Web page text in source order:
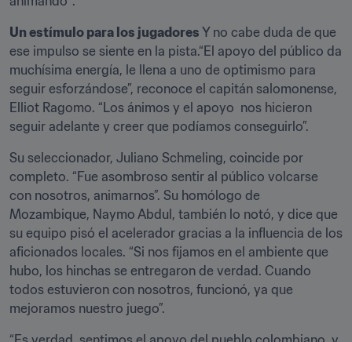
Un estímulo para los jugadores Y no cabe duda de que
ese impulso se siente en la pista.“El apoyo del público da
muchísima energía, le llena a uno de optimismo para
seguir esforzándose”, reconoce el capitán salomonense,
Elliot Ragomo. “Los ánimos y el apoyo  nos hicieron
seguir adelante y creer que podíamos conseguirlo”.
Su seleccionador, Juliano Schmeling, coincide por
completo. “Fue asombroso sentir al público volcarse
con nosotros, animarnos”. Su homólogo de
Mozambique, Naymo Abdul, también lo notó, y dice que
su equipo pisó el acelerador gracias a la influencia de los
aficionados locales. “Si nos fijamos en el ambiente que
hubo, los hinchas se entregaron de verdad. Cuando
todos estuvieron con nosotros, funcionó, ya que
mejoramos nuestro juego”.